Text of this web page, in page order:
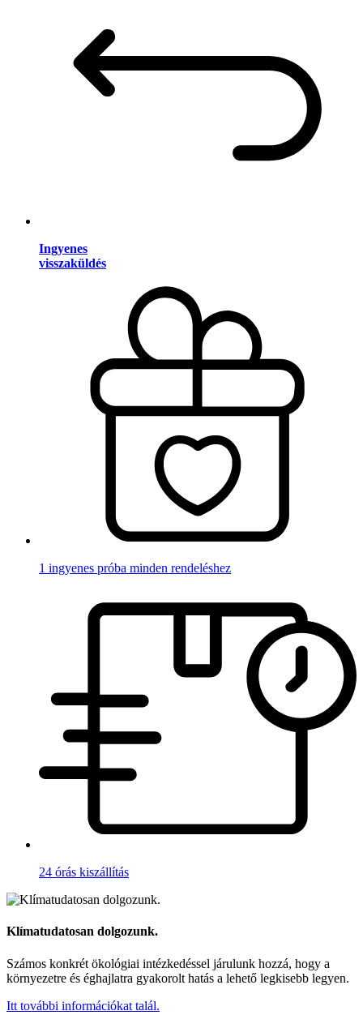
Ingyenes
visszaküldés
1 ingyenes próba minden rendeléshez
24 órás kiszállítás
Klímatudatosan dolgozunk.
Számos konkrét ökológiai intézkedéssel járulunk hozzá, hogy a
környezetre és éghajlatra gyakorolt hatás a lehető legkisebb legyen.
Itt további információkat talál.